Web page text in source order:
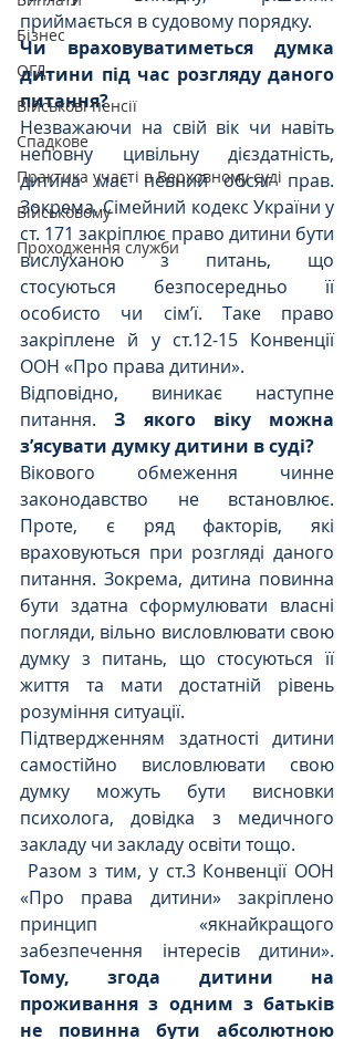
Бізнес
ОГД
Військові пенсії
Спадкове
Практика участі в Верховному суді
Військовому
Проходження служби
приймається в судовому порядку.
Чи враховуватиметься думка
дитини під час розгляду даного
питання?
Незважаючи на свій вік чи навіть
неповну цивільну дієздатність,
дитина має певний обсяг прав.
Зокрема, Сімейний кодекс України у
ст. 171 закріплює право дитини бути
вислуханою з питань, що
стосуються безпосередньо її
особисто чи сім’ї. Таке право
закріплене й у ст.12-15 Конвенції
ООН «Про права дитини».
Відповідно, виникає наступне
питання. З якого віку можна
з’ясувати думку дитини в суді?
Вікового обмеження чинне
законодавство не встановлює.
Проте, є ряд факторів, які
враховуються при розгляді даного
питання. Зокрема, дитина повинна
бути здатна сформулювати власні
погляди, вільно висловлювати свою
думку з питань, що стосуються її
життя та мати достатній рівень
розуміння ситуації.
Підтвердженням здатності дитини
самостійно висловлювати свою
думку можуть бути висновки
психолога, довідка з медичного
закладу чи закладу освіти тощо.
«Про права дитини» закріплено
принцип «якнайкращого
Тому, згода дитини на
проживання з одним з батьків
не повинна бути абсолютною